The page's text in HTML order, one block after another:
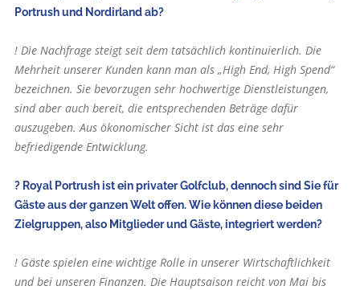
Portrush und Nordirland ab?
! Die Nachfrage steigt seit dem tatsächlich kontinuierlich. Die
Mehrheit unserer Kunden kann man als „High End, High Spend“
bezeichnen. Sie bevorzugen sehr hochwertige Dienstleistungen,
sind aber auch bereit, die entsprechenden Beträge dafür
auszugeben. Aus ökonomischer Sicht ist das eine sehr
befriedigende Entwicklung.
? Royal Portrush ist ein privater Golfclub, dennoch sind Sie für
Gäste aus der ganzen Welt offen. Wie können diese beiden
Zielgruppen, also Mitglieder und Gäste, integriert werden?
! Gäste spielen eine wichtige Rolle in unserer Wirtschaftlichkeit
und bei unseren Finanzen. Die Hauptsaison reicht von Mai bis